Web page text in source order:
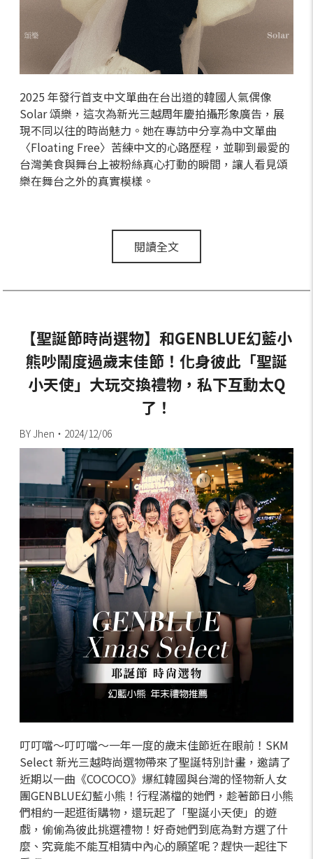
2025 年發行首支中文單曲在台出道的韓國人氣偶像
Solar 頌樂，這次為新光三越周年慶拍攝形象廣告，展
現不同以往的時尚魅力。她在專訪中分享為中文單曲
〈Floating Free〉苦練中文的心路歷程，並聊到最愛的
台灣美食與舞台上被粉絲真心打動的瞬間，讓人看見頌
樂在舞台之外的真實模樣。
閱讀全文
【聖誕節時尚選物】和GENBLUE幻藍小
熊吵鬧度過歲末佳節！化身彼此「聖誕
小天使」大玩交換禮物，私下互動太Q
了！
BY Jhen・2024/12/06
叮叮噹～叮叮噹～一年一度的歲末佳節近在眼前！SKM
Select 新光三越時尚選物帶來了聖誕特別計畫，邀請了
近期以一曲《COCOCO》爆紅韓國與台灣的怪物新人女
團GENBLUE幻藍小熊！行程滿檔的她們，趁著節日小熊
們相約一起逛街購物，還玩起了「聖誕小天使」的遊
戲，偷偷為彼此挑選禮物！好奇她們到底為對方選了什
麼、究竟能不能互相猜中內心的願望呢？趕快一起往下